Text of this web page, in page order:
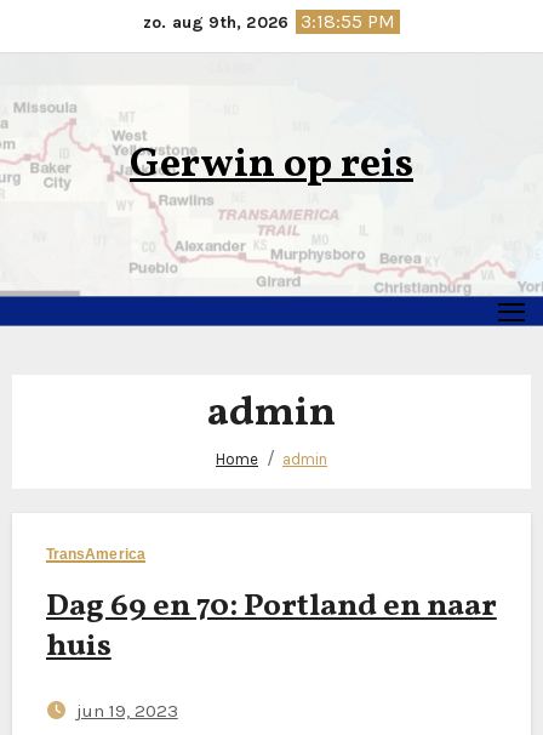
naar
inhoud
zo. aug 9th, 2026 3:18:55 PM
Gerwin op reis
admin
Home admin
TransAmerica
Dag 69 en 70: Portland en naar
huis
jun 19, 2023